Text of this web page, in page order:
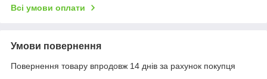
Всі умови оплати
Умови повернення
Повернення товару впродовж 14 днів за рахунок покупця